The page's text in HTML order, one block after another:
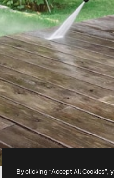
By clicking “Accept All Cookies”,